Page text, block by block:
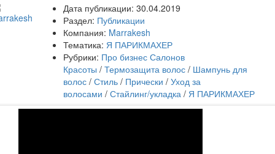
Дата публикации: 30.04.2019
Раздел: Публикации
Компания: Marrakesh
Тематика: Я ПАРИКМАХЕР
Рубрики: Про бизнес Салонов
Красоты / Термозащита волос / Шампунь для
волос / Стиль / Прически / Уход за
волосами / Стайлинг/укладка / Я ПАРИКМАХЕР